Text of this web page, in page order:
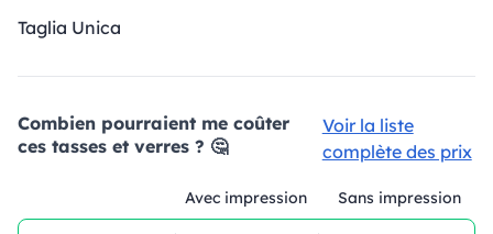
Taglia Unica
Combien pourraient me coûter
ces tasses et verres ? 🤔
Voir la liste
complète des prix
Avec impression Sans impression